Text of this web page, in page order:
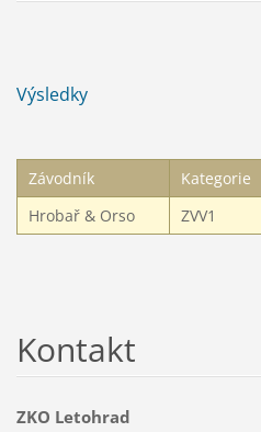
Výsledky
Závodník Kategorie
Hrobař & Orso
ZVV1
Kontakt
ZKO Letohrad